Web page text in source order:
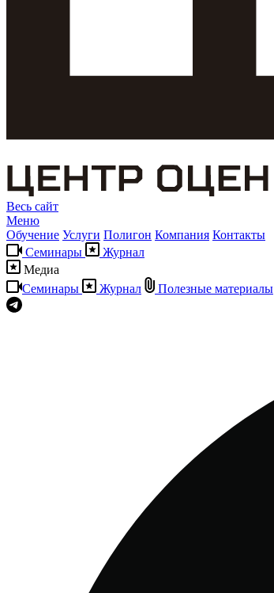
Весь сайт
Меню
Обучение Услуги Полигон Компания Контакты
Семинары
Журнал
Медиа
Семинары
Журнал Полезные материалы